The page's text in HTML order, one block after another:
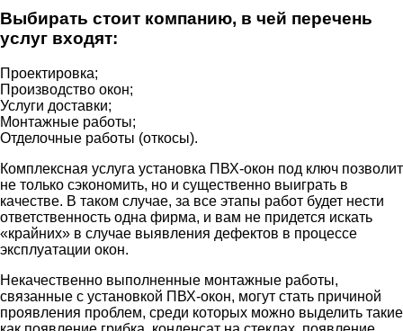
Выбирать стоит компанию, в чей перечень
услуг входят:
Проектировка;
Производство окон;
Услуги доставки;
Монтажные работы;
Отделочные работы (откосы).
Комплексная услуга установка ПВХ-окон под ключ позволит
не только сэкономить, но и существенно выиграть в
качестве. В таком случае, за все этапы работ будет нести
ответственность одна фирма, и вам не придется искать
«крайних» в случае выявления дефектов в процессе
эксплуатации окон.
Некачественно выполненные монтажные работы,
связанные с установкой ПВХ-окон, могут стать причиной
проявления проблем, среди которых можно выделить такие